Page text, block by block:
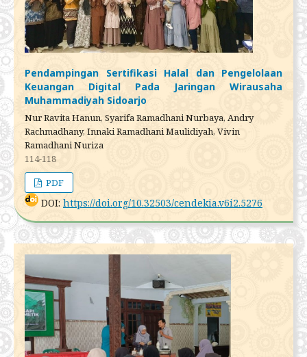
Pendampingan Sertifikasi Halal dan Pengelolaan
Keuangan Digital Pada Jaringan Wirausaha
Muhammadiyah Sidoarjo
Nur Ravita Hanun, Syarifa Ramadhani Nurbaya, Andry
Rachmadhany, Innaki Ramadhani Maulidiyah, Vivin
Ramadhani Nuriza
114-118
PDF
DOI: https://doi.org/10.32503/cendekia.v6i2.5276